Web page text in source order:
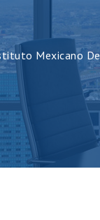
Mexicano